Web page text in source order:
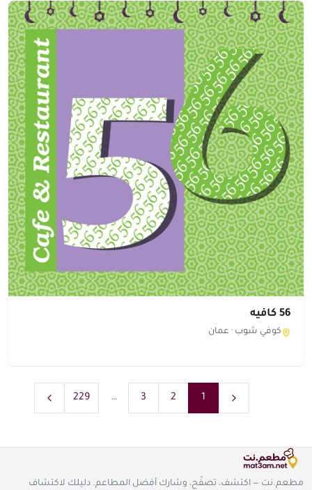
56 كافيه
كوفي شوب · عمان
1
2
3
…
229
مطعم.نت — اكتشف، تصفّح، وشارك أفضل المطاعم. دليلك لاكتشاف